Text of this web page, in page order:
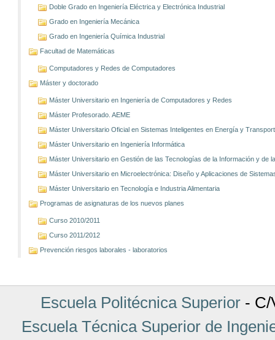
Doble Grado en Ingeniería Eléctrica y Electrónica Industrial
Grado en Ingeniería Mecánica
Grado en Ingeniería Química Industrial
Facultad de Matemáticas
Computadores y Redes de Computadores
Máster y doctorado
Máster Universitario en Ingeniería de Computadores y Redes
Máster Profesorado. AEME
Máster Universitario Oficial en Sistemas Inteligentes en Energía y
Máster Universitario en Ingeniería Informática
Máster Universitario en Gestión de las Tecnologías de la Información y de
Máster Universitario en Microelectrónica: Diseño y Aplicaciones de
Máster Universitario en Tecnología e Industria Alimentaria
Programas de asignaturas de los nuevos planes
Curso 2010/2011
Curso 2011/2012
Prevención riesgos laborales - laboratorios
Escuela Politécnica Superior- C/
Escuela Técnica Superior de